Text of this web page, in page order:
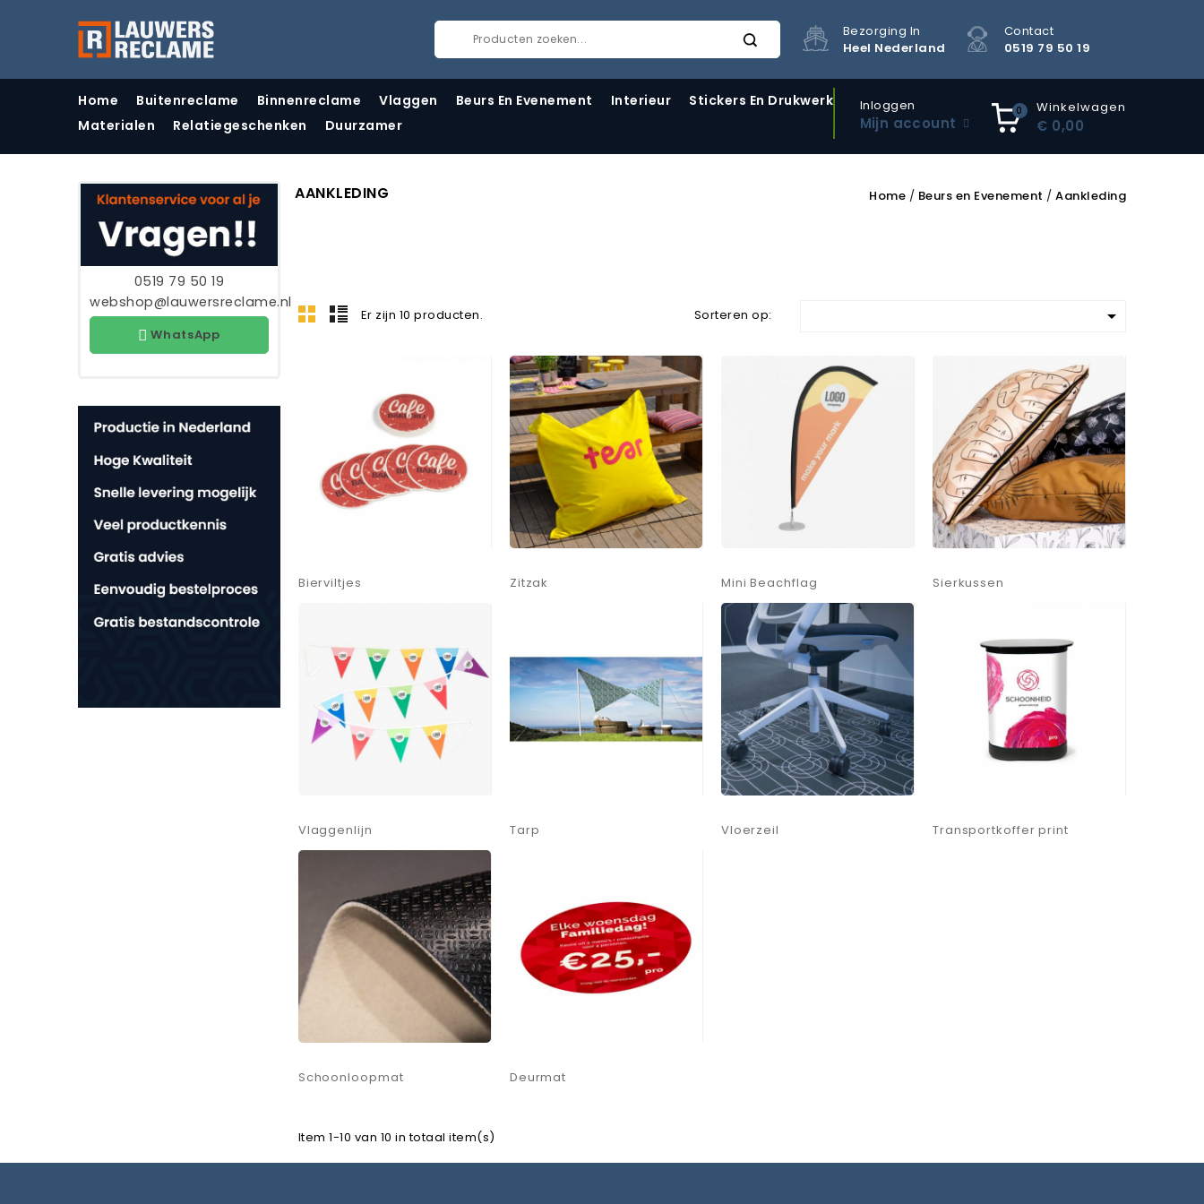
Bezorging In
Heel Nederland
Contact
0519 79 50 19
Home Buitenreclame Binnenreclame Vlaggen Beurs En Evenement Interieur
Stickers En Drukwerk
Materialen
Relatiegeschenken Duurzamer
0 Winkelwagen
€ 0,00
Inloggen
Mijn account
0519 79 50 19
webshop@lauwersreclame.nl
WhatsApp
AANKLEDING Home Beurs en Evenement Aankleding
Er zijn 10 producten. Sorteren op: 
Bierviltjes Zitzak Mini Beachflag Sierkussen
Vlaggenlijn Tarp Vloerzeil Transportkoffer print
Schoonloopmat Deurmat
Item 1-10 van 10 in totaal item(s)